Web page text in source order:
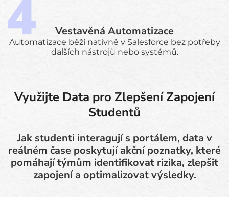
Vestavěná Automatizace
Automatizace běží nativně v Salesforce bez potřeby
dalších nástrojů nebo systémů.
Využijte Data pro Zlepšení Zapojení
Studentů
Jak studenti interagují s portálem, data v
reálném čase poskytují akční poznatky, které
pomáhají týmům identifikovat rizika, zlepšit
zapojení a optimalizovat výsledky.